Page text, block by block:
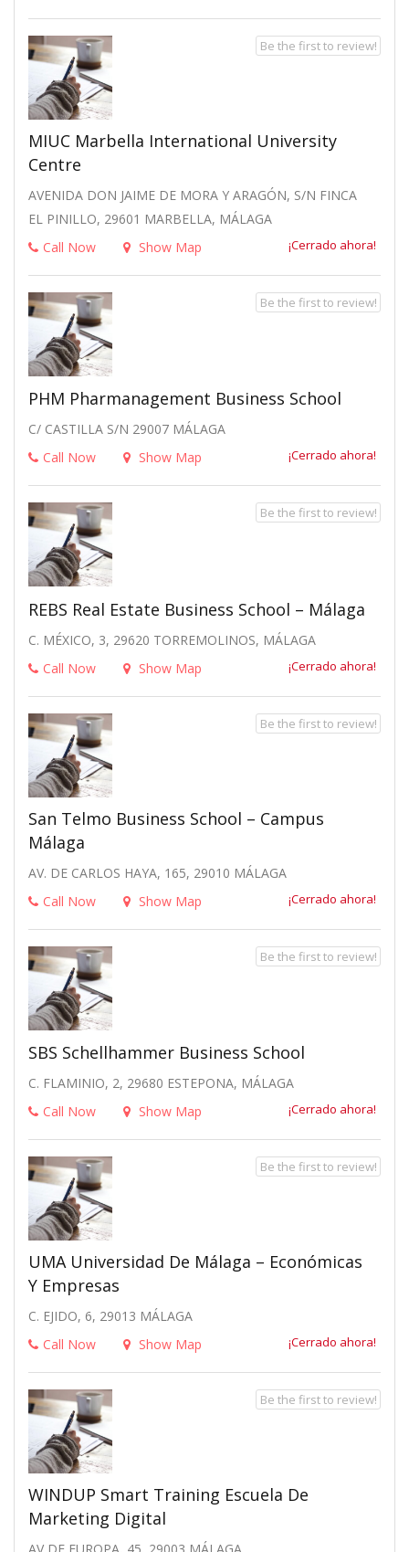
MIUC Marbella International University
Centre
AVENIDA DON JAIME DE MORA Y ARAGÓN, S/N FINCA
EL PINILLO, 29601 MARBELLA, MÁLAGA
Call Now
Show Map ¡Cerrado ahora!
Be the first to review!
PHM Pharmanagement Business School
C/ CASTILLA S/N 29007 MÁLAGA
Call Now
Show Map ¡Cerrado ahora!
Be the first to review!
REBS Real Estate Business School – Málaga
C. MÉXICO, 3, 29620 TORREMOLINOS, MÁLAGA
Call Now
Show Map ¡Cerrado ahora!
Be the first to review!
San Telmo Business School – Campus
Málaga
AV. DE CARLOS HAYA, 165, 29010 MÁLAGA
Call Now
Show Map ¡Cerrado ahora!
Be the first to review!
SBS Schellhammer Business School
C. FLAMINIO, 2, 29680 ESTEPONA, MÁLAGA
Call Now
Show Map ¡Cerrado ahora!
Be the first to review!
UMA Universidad De Málaga – Económicas
Y Empresas
C. EJIDO, 6, 29013 MÁLAGA
Call Now
Show Map ¡Cerrado ahora!
Be the first to review!
WINDUP Smart Training Escuela De
Marketing Digital
Be the first to review!